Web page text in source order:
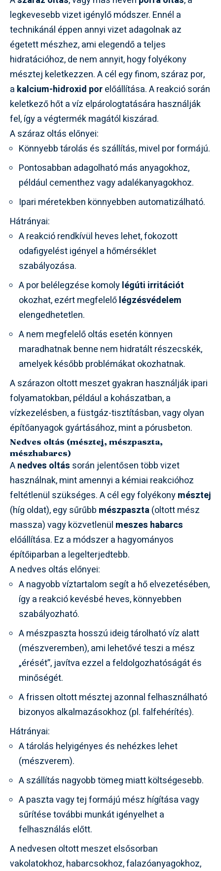
legkevesebb vizet igénylő módszer. Ennél a
technikánál éppen annyi vizet adagolnak az
égetett mészhez, ami elegendő a teljes
hidratációhoz, de nem annyit, hogy folyékony
mésztej keletkezzen. A cél egy finom, száraz por,
a kalcium-hidroxid porelőállítása. A reakció során
keletkező hőt a víz elpárologtatására használják
fel, így a végtermék magától kiszárad.
A száraz oltás előnyei:
Könnyebb tárolás és szállítás, mivel por formájú.
Pontosabban adagolható más anyagokhoz,
például cementhez vagy adalékanyagokhoz.
Ipari méretekben könnyebben automatizálható.
Hátrányai:
A reakció rendkívül heves lehet, fokozott
odafigyelést igényel a hőmérséklet
szabályozása.
A por belélegzése komolylégúti irritációt
okozhat, ezért megfelelőlégzésvédelem
elengedhetetlen.
A nem megfelelő oltás esetén könnyen
maradhatnak benne nem hidratált részecskék,
amelyek később problémákat okozhatnak.
A szárazon oltott meszet gyakran használják ipari
folyamatokban, például a kohászatban, a
vízkezelésben, a füstgáz-tisztításban, vagy olyan
építőanyagok gyártásához, mint a pórusbeton.
Nedves oltás (mésztej, mészpaszta,
mészhabarcs)
Anedves oltás során jelentősen több vizet
használnak, mint amennyi a kémiai reakcióhoz
feltétlenül szükséges. A cél egy folyékonymésztej
(híg oldat), egy sűrűbb mészpaszta(oltott mész
massza) vagy közvetlenül meszes habarcs
előállítása. Ez a módszer a hagyományos
építőiparban a legelterjedtebb.
A nedves oltás előnyei:
A nagyobb víztartalom segít a hő elvezetésében,
így a reakció kevésbé heves, könnyebben
szabályozható.
A mészpaszta hosszú ideig tárolható víz alatt
(mészveremben), ami lehetővé teszi a mész
„érését”, javítva ezzel a feldolgozhatóságát és
minőségét.
A frissen oltott mésztej azonnal felhasználható
bizonyos alkalmazásokhoz (pl. falfehérítés).
Hátrányai:
A tárolás helyigényes és nehézkes lehet
(mészverem).
A szállítás nagyobb tömeg miatt költségesebb.
A paszta vagy tej formájú mész hígítása vagy
sűrítése további munkát igényelhet a
felhasználás előtt.
A nedvesen oltott meszet elsősorban
vakolatokhoz, habarcsokhoz, falazóanyagokhoz,